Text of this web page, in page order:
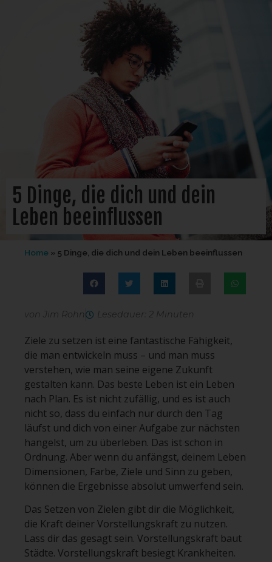
5 Dinge, die dich und dein
Leben beeinflussen
Home » 5 Dinge, die dich und dein Leben beeinflussen
von Jim Rohn Lesedauer: 2 Minuten
Ziele zu setzen ist eine fantastische Fähigkeit,
die man entwickeln muss – und man muss
verstehen, wie man seine eigene Zukunft
gestalten kann. Das beste Leben ist ein Leben
nach Plan. Es ist nicht zufällig, und es ist auch
nicht so, dass du einfach nur durch den Tag
läufst und dich von einer Aufgabe zur nächsten
hangelst, um zu überleben. Das ist schon in
Ordnung. Aber wenn du anfängst, deinem Leben
Dimensionen, Farbe, Ziele und Sinn zu geben,
können die Ergebnisse absolut umwerfend sein.
Das Setzen von Zielen gibt dir die Möglichkeit,
die Kraft deiner Vorstellungskraft zu nutzen.
Lass dir das gesagt sein. Vorstellungskraft baut
Städte. Vorstellungskraft besiegt Krankheiten.